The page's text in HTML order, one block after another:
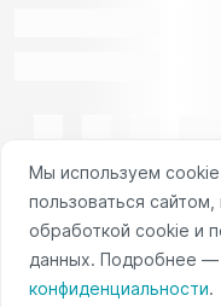
Мы используем
пользоваться
обработкой cookie и
данных. Подробнее —
конфиденциальности.